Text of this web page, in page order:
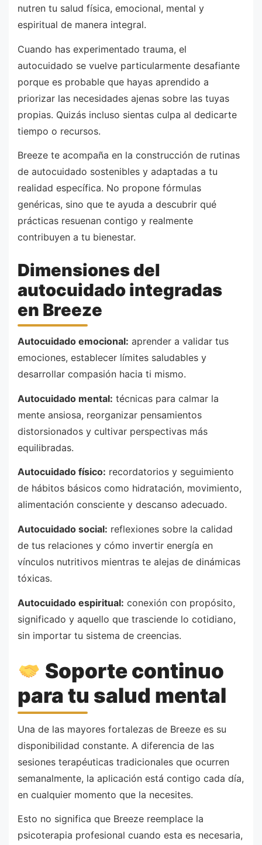
nutren tu salud física, emocional, mental y
espiritual de manera integral.
Cuando has experimentado trauma, el
autocuidado se vuelve particularmente desafiante
porque es probable que hayas aprendido a
priorizar las necesidades ajenas sobre las tuyas
propias. Quizás incluso sientas culpa al dedicarte
tiempo o recursos.
Breeze te acompaña en la construcción de rutinas
de autocuidado sostenibles y adaptadas a tu
realidad específica. No propone fórmulas
genéricas, sino que te ayuda a descubrir qué
prácticas resuenan contigo y realmente
contribuyen a tu bienestar.
Dimensiones del
autocuidado integradas
en Breeze
Autocuidado emocional: aprender a validar tus
emociones, establecer límites saludables y
desarrollar compasión hacia ti mismo.
Autocuidado mental: técnicas para calmar la
mente ansiosa, reorganizar pensamientos
distorsionados y cultivar perspectivas más
equilibradas.
Autocuidado físico: recordatorios y seguimiento
de hábitos básicos como hidratación, movimiento,
alimentación consciente y descanso adecuado.
Autocuidado social: reflexiones sobre la calidad
de tus relaciones y cómo invertir energía en
vínculos nutritivos mientras te alejas de dinámicas
tóxicas.
Autocuidado espiritual: conexión con propósito,
significado y aquello que trasciende lo cotidiano,
sin importar tu sistema de creencias.
Soporte continuo
para tu salud mental
Una de las mayores fortalezas de Breeze es su
disponibilidad constante. A diferencia de las
sesiones terapéuticas tradicionales que ocurren
semanalmente, la aplicación está contigo cada día,
en cualquier momento que la necesites.
Esto no significa que Breeze reemplace la
psicoterapia profesional cuando esta es necesaria,